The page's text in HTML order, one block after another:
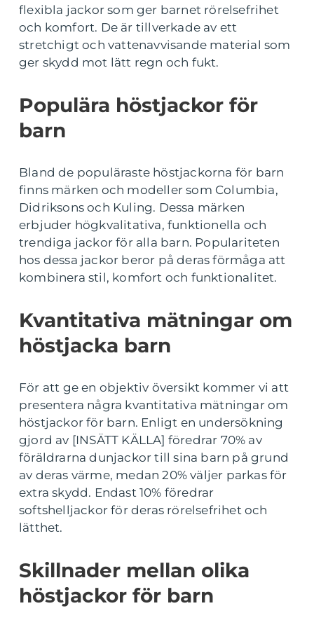
flexibla jackor som ger barnet rörelsefrihet
och komfort. De är tillverkade av ett
stretchigt och vattenavvisande material som
ger skydd mot lätt regn och fukt.
Populära höstjackor för
barn
Bland de populäraste höstjackorna för barn
finns märken och modeller som Columbia,
Didriksons och Kuling. Dessa märken
erbjuder högkvalitativa, funktionella och
trendiga jackor för alla barn. Populariteten
hos dessa jackor beror på deras förmåga att
kombinera stil, komfort och funktionalitet.
Kvantitativa mätningar om
höstjacka barn
För att ge en objektiv översikt kommer vi att
presentera några kvantitativa mätningar om
höstjackor för barn. Enligt en undersökning
gjord av [INSÄTT KÄLLA] föredrar 70% av
föräldrarna dunjackor till sina barn på grund
av deras värme, medan 20% väljer parkas för
extra skydd. Endast 10% föredrar
softshelljackor för deras rörelsefrihet och
lätthet.
Skillnader mellan olika
höstjackor för barn